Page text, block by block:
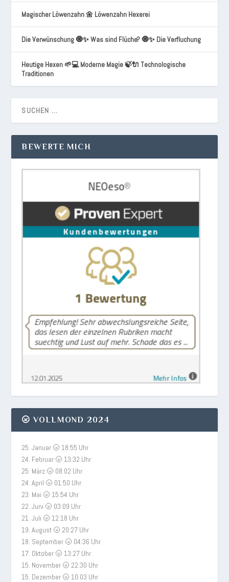
Magischer Löwenzahn 🌼 Löwenzahn Hexerei
Die Verwünschung 🧿✨ Was sind Flüche? 🧿✨ Die Verfluchung
Heutige Hexen 🌱💻 Moderne Magie 🍃🔌 Technologische
Traditionen
BEWERTE MICH
🌝 VOLLMOND 2024
25. Januar 🌝 18:55 Uhr
24. Februar 🌝 13:32 Uhr
25. März 🌝 08:02 Uhr
24. April 🌝 01:50 Uhr
23. Mai 🌝 15:54 Uhr
22. Juni 🌝 03:09 Uhr
21. Juli 🌝 12:18 Uhr
19. August 🌝 20:27 Uhr
18. September 🌝 04:36 Uhr
17. Oktober 🌝 13:27 Uhr
15. November 🌝 22:30 Uhr
15. Dezember 🌝 10:03 Uhr